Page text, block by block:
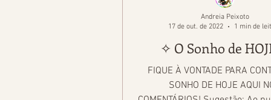
✧ O Sonho de
FIQUE À VONTADE PARA
SONHO DE HOJE AQUI
Andreia Peixoto
17 de out. de 2022
1 min de